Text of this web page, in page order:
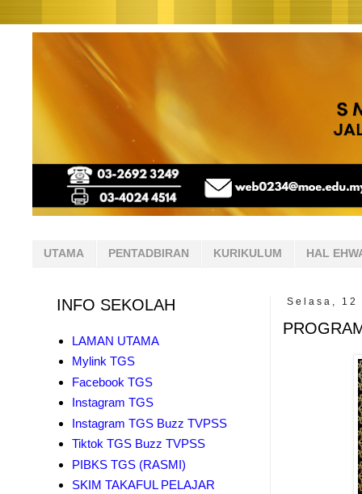
UTAMA PENTADBIRAN KURIKULUM HAL
Selasa, 12
INFO SEKOLAH
LAMAN UTAMA
Mylink TGS
Facebook TGS
Instagram TGS
Instagram TGS Buzz TVPSS
Tiktok TGS Buzz TVPSS
PIBKS TGS (RASMI)
SKIM TAKAFUL PELAJAR